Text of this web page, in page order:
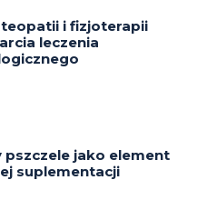
i fizjoterapii
leczenia
pszczele jako element
suplementacji